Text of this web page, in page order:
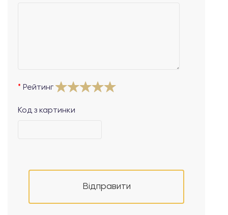
Рейтинг
Код з картинки
Відправити